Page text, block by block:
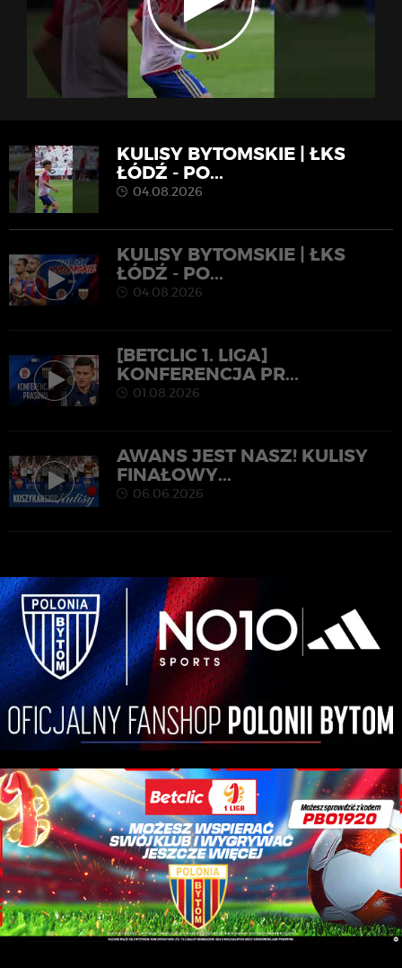
KULISY BYTOMSKIE | ŁKS
ŁÓDŹ - PO...
04.08.2026
KULISY BYTOMSKIE | ŁKS
ŁÓDŹ - PO...
04.08.2026
[BETCLIC 1. LIGA]
KONFERENCJA PR...
01.08.2026
AWANS JEST NASZ! KULISY
FINAŁOWY...
06.06.2026